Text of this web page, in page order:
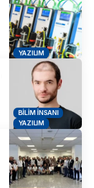
YAZILIM
BILIM İNSANI
YAZILIM